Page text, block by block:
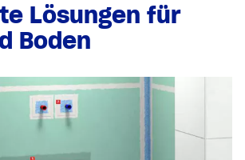
Lösungen für
Boden